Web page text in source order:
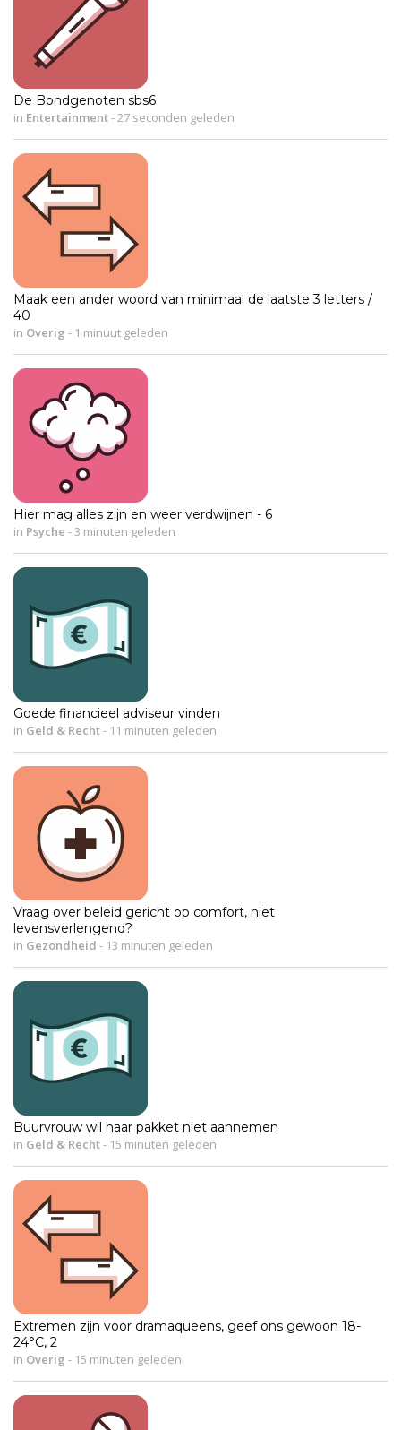
De Bondgenoten sbs6
in Entertainment-27 seconden geleden
Maak een ander woord van minimaal de laatste 3 letters /
40
in Overig - 1 minuut geleden
Hier mag alles zijn en weer verdwijnen - 6
in Psyche -3 minuten geleden
Goede financieel adviseur vinden
in Geld & Recht- 11 minuten geleden
Vraag over beleid gericht op comfort, niet
levensverlengend?
in Gezondheid - 13 minuten geleden
Buurvrouw wil haar pakket niet aannemen
in Geld & Recht- 15 minuten geleden
Extremen zijn voor dramaqueens, geef ons gewoon 18-
24°C, 2
in Overig - 15 minuten geleden